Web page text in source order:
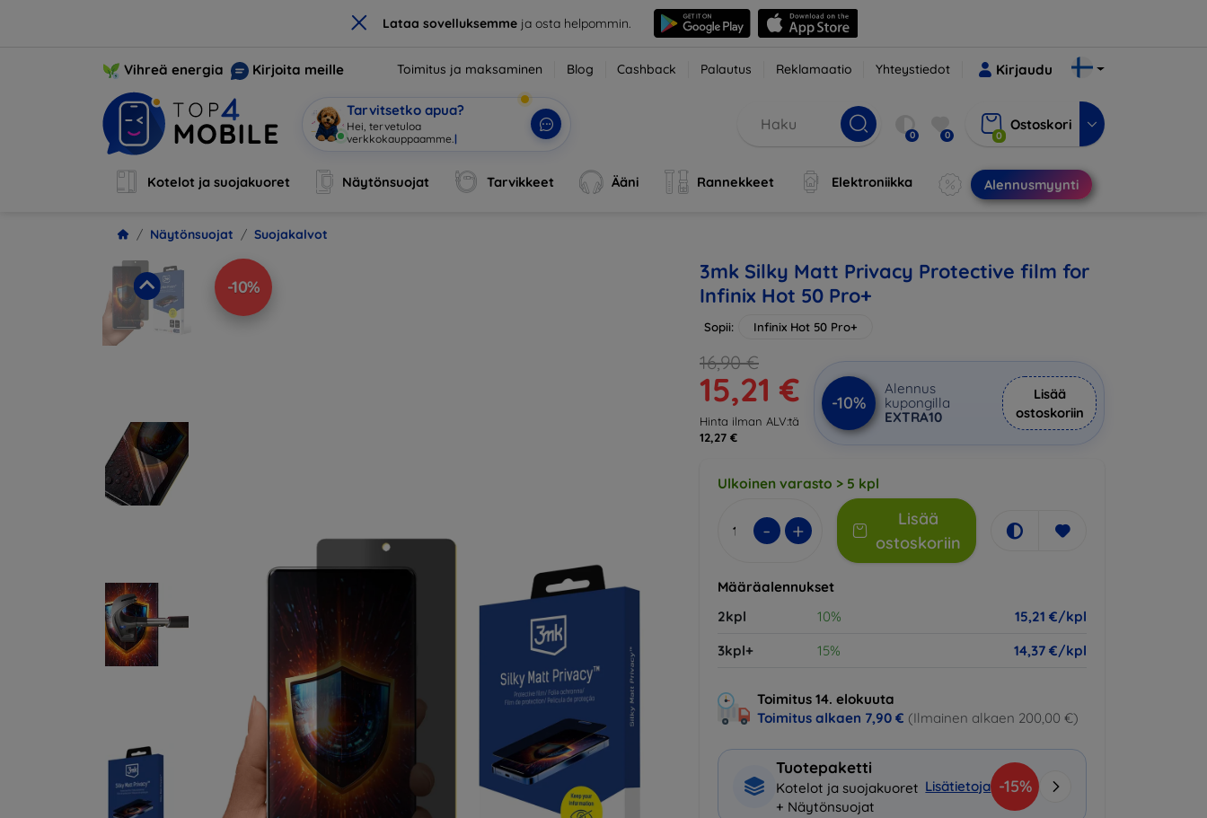
× Lataa sovelluksemmeja osta helpommin.
Vihreä energia Kirjoita meille Toimitus ja maksaminen Blog Cashback Palautus Reklamaatio Yhteystiedot Kirjaudu
Tarvitsetko apua?
Hei, tervetuloa verkkokau 0 0 0
Ostoskori
Kotelot ja suojakuoret Näytönsuojat Tarvikkeet Ääni Rannekkeet Elektroniikka Alennusmyynti
Näytönsuojat Suojakalvot
-10%
3mk Silky Matt Privacy Protective film for
Infinix Hot 50 Pro+
Sopii: Infinix Hot 50 Pro+
16,90 €
15,21 €
Hinta ilman ALV:tä
12,27 €
-10%
Alennus
kupongilla
EXTRA10
Lisää
ostoskoriin
Ulkoinen varasto > 5 kpl
- +
Lisää
ostoskoriin
Määräalennukset
2kpl
10%
15,21 €/kpl
3kpl+
15% 14,37 €/kpl
Toimitus 14. elokuuta
Toimitus alkaen 7,90 € (Ilmainen alkaen 200,00 €)
Tuotepaketti
Kotelot ja suojakuoret
+ Näytönsuojat
Lisätietoja -15%